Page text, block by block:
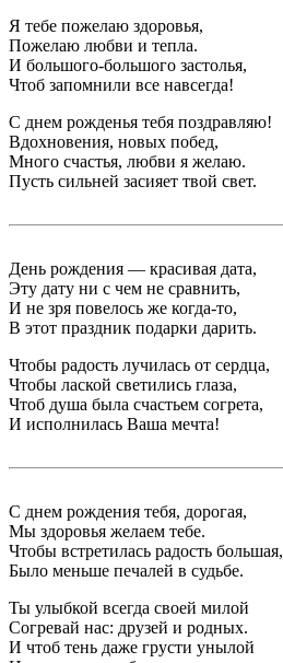
Я тебе пожелаю здоровья,
Пожелаю любви и тепла.
И большого-большого застолья,
Чтоб запомнили все навсегда!
С днем рожденья тебя поздравляю!
Вдохновения, новых побед,
Много счастья, любви я желаю.
Пусть сильней засияет твой свет.
День рождения — красивая дата,
Эту дату ни с чем не сравнить,
И не зря повелось же когда-то,
В этот праздник подарки дарить.
Чтобы радость лучилась от сердца,
Чтобы лаской светились глаза,
Чтоб душа была счастьем согрета,
И исполнилась Ваша мечта!
С днем рождения тебя, дорогая,
Мы здоровья желаем тебе.
Чтобы встретилась радость большая,
Было меньше печалей в судьбе.
Ты улыбкой всегда своей милой
Согревай нас: друзей и родных.
И чтоб тень даже грусти унылой